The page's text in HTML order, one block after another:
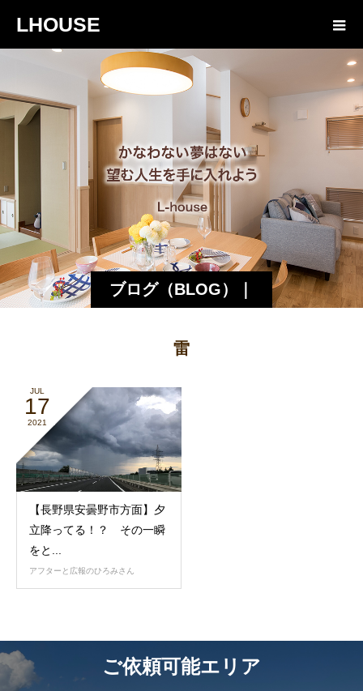
LHOUSE
ブログ（BLOG）｜
エルハウス
雷
JUL
17
2021
【長野県安曇野市方面】夕
立降ってる！？ その一瞬
をと...
アフターと広報のひろみさん
ご依頼可能エリア